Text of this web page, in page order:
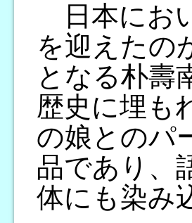
日本にお
を迎えたの
となる朴壽
歴史に埋も
の娘とのパ
品であり、
体にも染み